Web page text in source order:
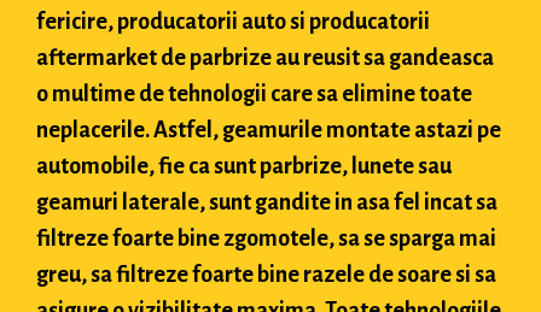
fericire, producatorii auto si producatorii
aftermarket de parbrize au reusit sa gandeasca
o multime de tehnologii care sa elimine toate
neplacerile. Astfel, geamurile montate astazi pe
automobile, fie ca sunt parbrize, lunete sau
geamuri laterale, sunt gandite in asa fel incat sa
filtreze foarte bine zgomotele, sa se sparga mai
greu, sa filtreze foarte bine razele de soare si sa